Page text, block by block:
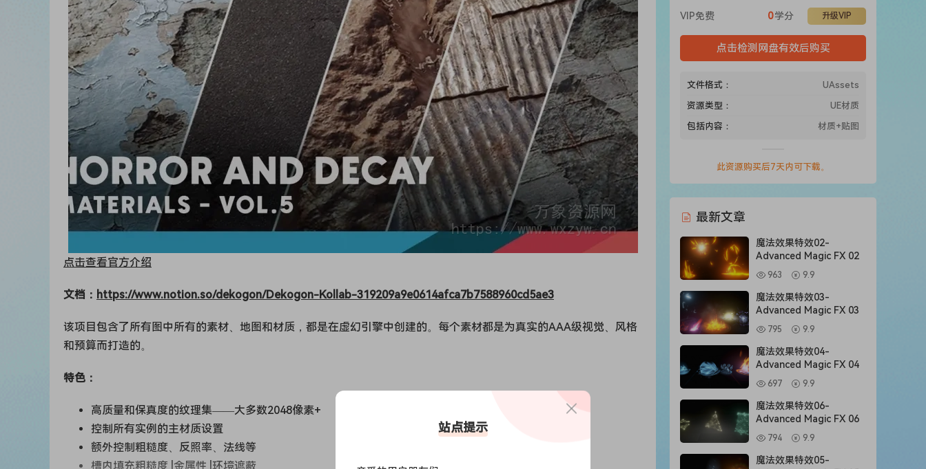
点击查看官方介绍
文档： https://www.notion.so/dekogon/Dekogon-Kollab-319209a9e0614afca7b7588960cd5ae3
该项目包含了所有图中所有的素材、地图和材质，都是在虚幻引擎中创建的。每个素材都是为真实的AAA级视觉、风格
和预算而打造的。
特色：
高质量和保真度的纹理集——大多数2048像素+
控制所有实例的主材质设置
额外控制粗糙度、反照率、法线等
槽内填充粗糙度 |金属性 |环境遮蔽
VIP免费 升级VIP
0学分
点击检测网盘有效后购买
文件格式：
UAssets
资源类型：
UE材质
包括内容：
材质+贴图
此资源购买后7天内可下载。
最新文章
魔法效果特效02-
Advanced Magic FX 02
963 9.9
魔法效果特效03-
Advanced Magic FX 03
795 9.9
魔法效果特效04-
Advanced Magic FX 04
697 9.9
魔法效果特效06-
Advanced Magic FX 06
794 9.9
魔法效果特效05-
站点提示